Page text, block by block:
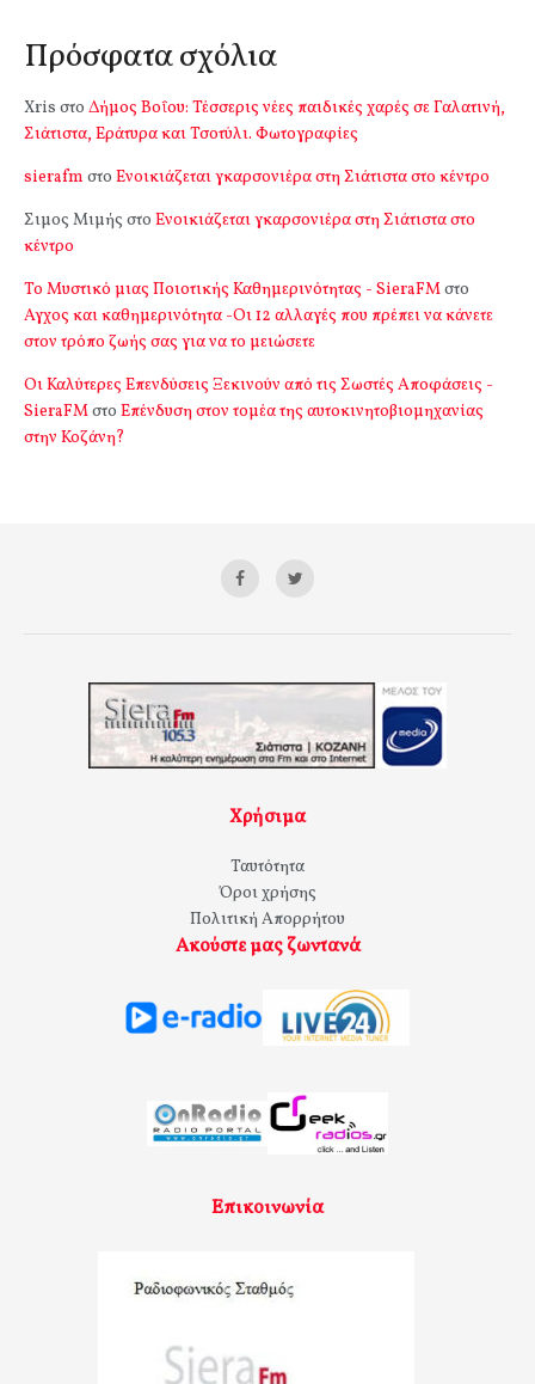
Πρόσφατα σχόλια
Xris στο Δήμος Βοΐου: Τέσσερις νέες παιδικές χαρές σε Γαλατινή,
Σιάτιστα, Εράτυρα και Τσοτύλι. Φωτογραφίες
sierafm στο Ενοικιάζεται γκαρσονιέρα στη Σιάτιστα στο κέντρο
Σιμος Μιμής στο Ενοικιάζεται γκαρσονιέρα στη Σιάτιστα στο
κέντρο
Το Μυστικό μιας Ποιοτικής Καθημερινότητας - SieraFMστο
Αγχος και καθημερινότητα -Οι 12 αλλαγές που πρέπει να κάνετε
στον τρόπο ζωής σας για να το μειώσετε
Οι Καλύτερες Επενδύσεις Ξεκινούν από τις Σωστές Αποφάσεις -
SieraFMστο Επένδυση στον τομέα της αυτοκινητοβιομηχανίας
στην Κοζάνη?
Χρήσιμα
Ταυτότητα
Όροι χρήσης
Πολιτική Απορρήτου
Ακούστε μας ζωντανά
Επικοινωνία